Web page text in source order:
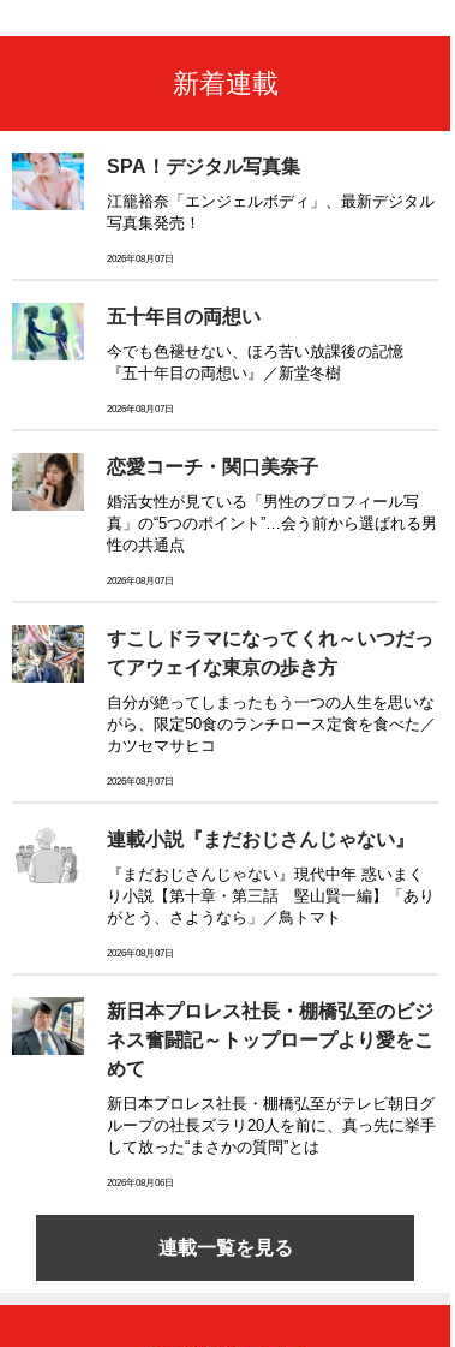
新着連載
SPA！デジタル写真集
江籠裕奈「エンジェルボディ」、最新デジタル
写真集発売！
2026年08月07日
五十年目の両想い
今でも色褪せない、ほろ苦い放課後の記憶
『五十年目の両想い』／新堂冬樹
2026年08月07日
恋愛コーチ・関口美奈子
婚活女性が見ている「男性のプロフィール写
真」の“5つのポイント”…会う前から選ばれる男
性の共通点
2026年08月07日
すこしドラマになってくれ～いつだっ
てアウェイな東京の歩き方
自分が絶ってしまったもう一つの人生を思いな
がら、限定50食のランチロース定食を食べた／
カツセマサヒコ
2026年08月07日
連載小説『まだおじさんじゃない』
『まだおじさんじゃない』現代中年 惑いまく
り小説【第十章・第三話 堅山賢一編】「あり
がとう、さようなら」／鳥トマト
2026年08月07日
新日本プロレス社長・棚橋弘至のビジ
ネス奮闘記～トップロープより愛をこ
めて
新日本プロレス社長・棚橋弘至がテレビ朝日グ
ループの社長ズラリ20人を前に、真っ先に挙手
して放った“まさかの質問”とは
2026年08月06日
連載一覧を見る